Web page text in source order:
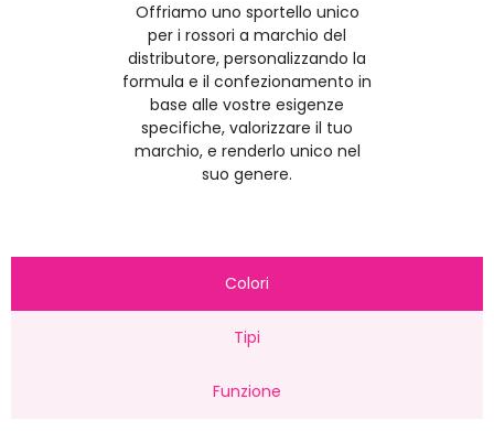
Offriamo uno sportello unico
per i rossori a marchio del
distributore, personalizzando la
formula e il confezionamento in
base alle vostre esigenze
specifiche, valorizzare il tuo
marchio, e renderlo unico nel
suo genere.
Colori
Tipi
Funzione